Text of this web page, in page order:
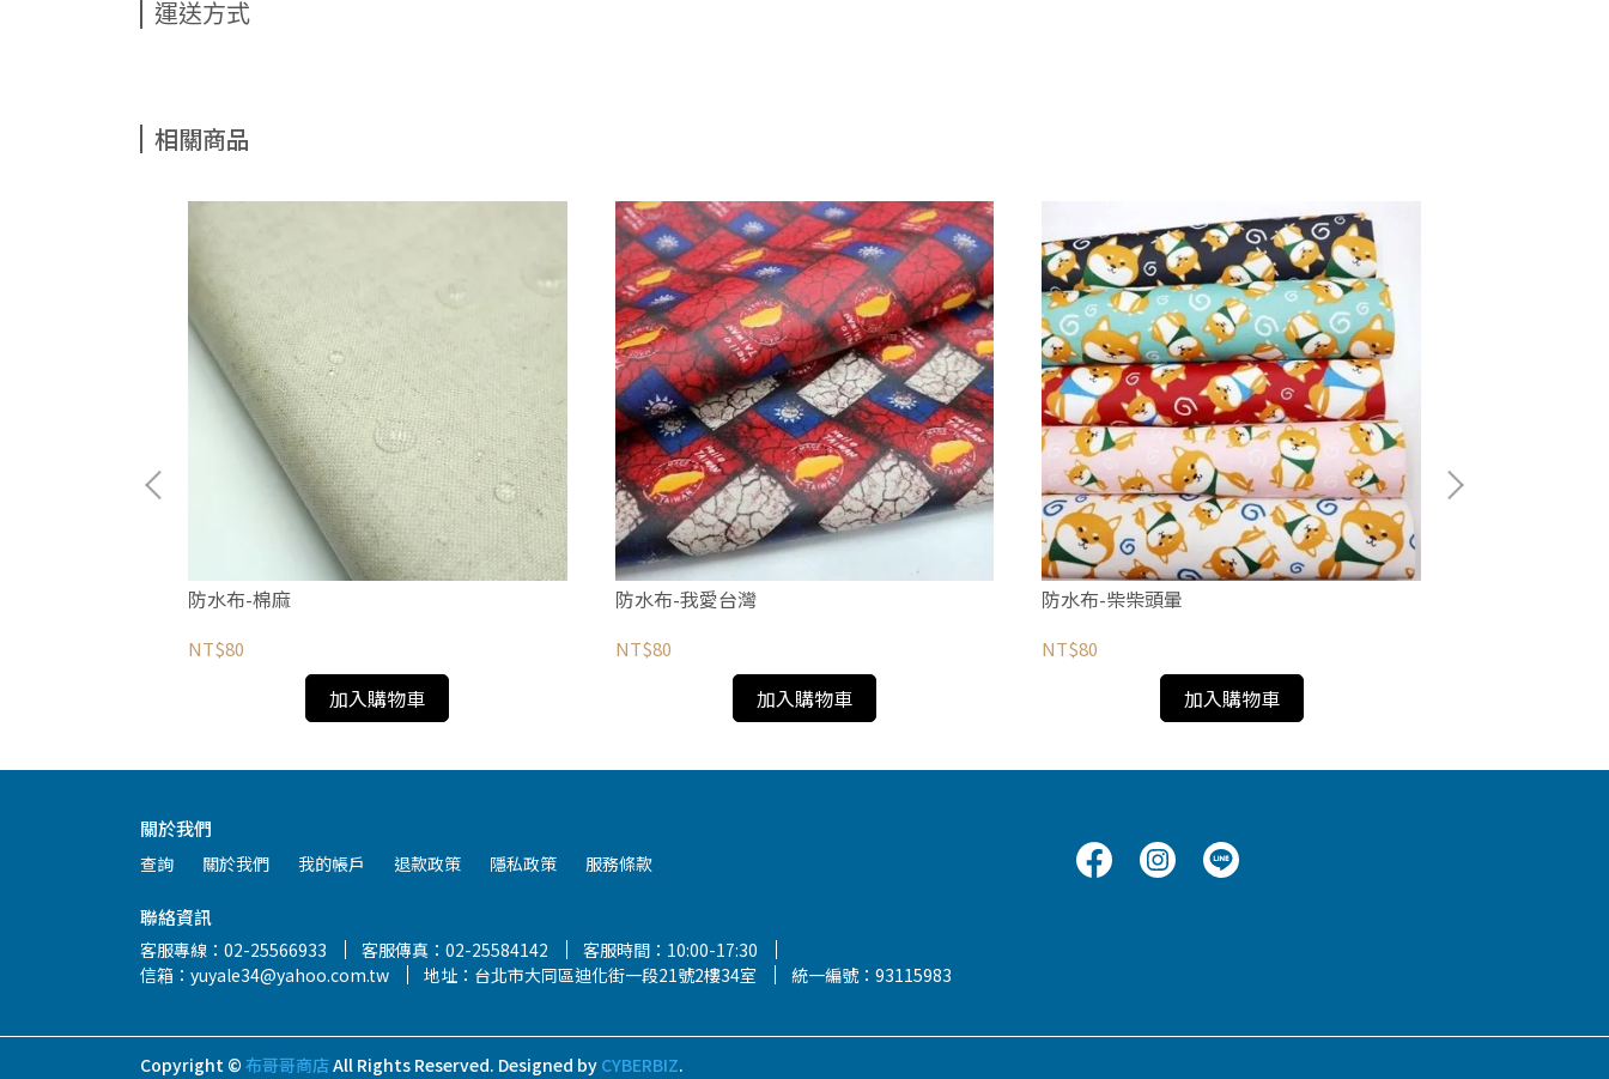
運送方式
相關商品
防水布-棉麻
NT$80
加入購物車
防水布-我愛台灣
NT$80
加入購物車
防水布-柴柴頭暈
NT$80
加入購物車
關於我們
查詢 關於我們 我的帳戶 退款政策 隱私政策 服務條款
聯絡資訊
客服專線：02-25566933 客服傳真：02-25584142
客服時間：10:00-17:30
信箱：yuyale34@yahoo.com.tw
地址：台北市大同區迪化街一段21號2樓34室 統一編號：93115983
Copyright © 布哥哥商店All Rights Reserved. Designed by CYBERBIZ.